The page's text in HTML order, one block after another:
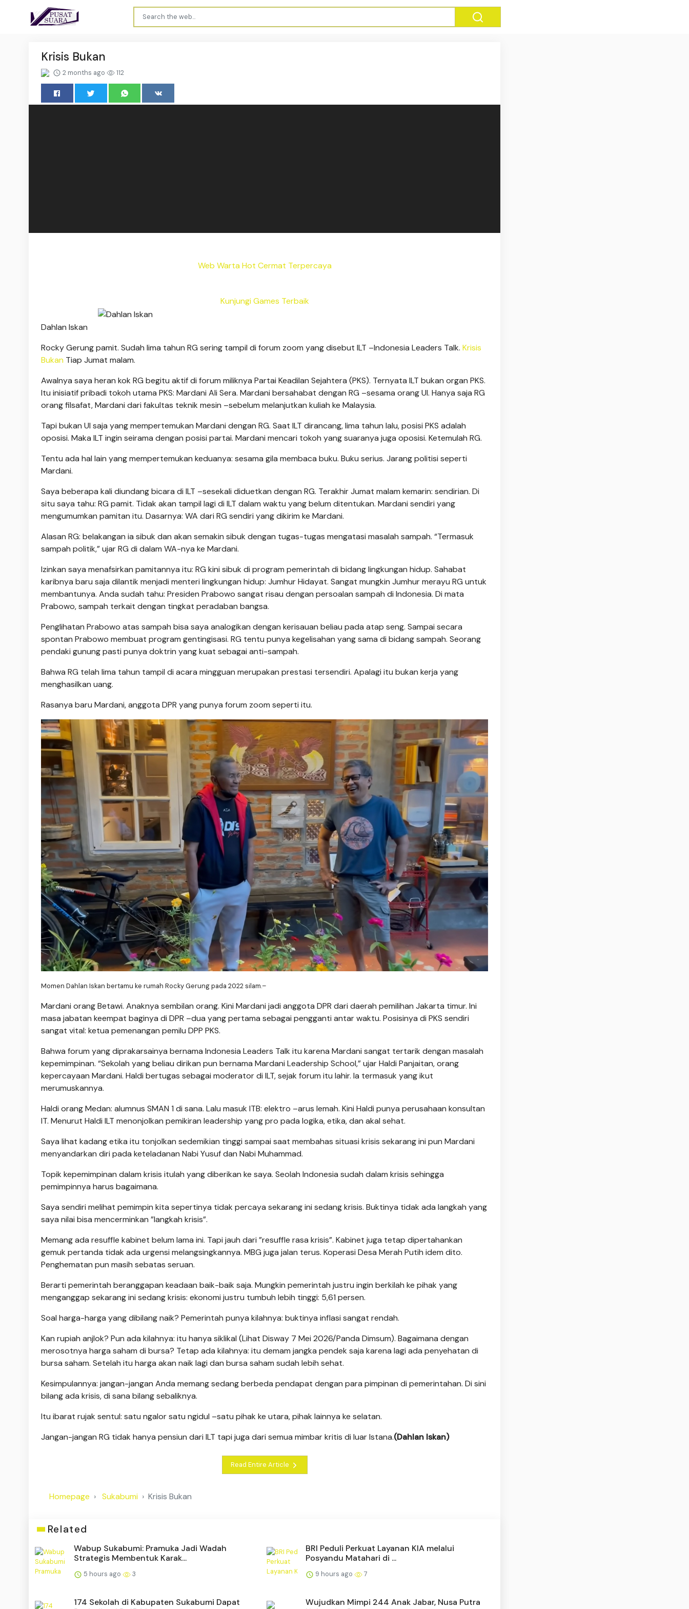
Krisis Bukan
2 months ago 112
Web Warta Hot Cermat Terpercaya
Kunjungi Games Terbaik
Dahlan Iskan
Rocky Gerung pamit. Sudah lima tahun RG sering tampil di forum zoom yang disebut ILT –Indonesia Leaders Talk. Krisis
Bukan Tiap Jumat malam.
Awalnya saya heran kok RG begitu aktif di forum miliknya Partai Keadilan Sejahtera (PKS). Ternyata ILT bukan organ PKS.
Itu inisiatif pribadi tokoh utama PKS: Mardani Ali Sera. Mardani bersahabat dengan RG –sesama orang UI. Hanya saja RG
orang filsafat, Mardani dari fakultas teknik mesin –sebelum melanjutkan kuliah ke Malaysia.
Tapi bukan UI saja yang mempertemukan Mardani dengan RG. Saat ILT dirancang, lima tahun lalu, posisi PKS adalah
oposisi. Maka ILT ingin seirama dengan posisi partai. Mardani mencari tokoh yang suaranya juga oposisi. Ketemulah RG.
Tentu ada hal lain yang mempertemukan keduanya: sesama gila membaca buku. Buku serius. Jarang politisi seperti
Mardani.
Saya beberapa kali diundang bicara di ILT –sesekali diduetkan dengan RG. Terakhir Jumat malam kemarin: sendirian. Di
situ saya tahu: RG pamit. Tidak akan tampil lagi di ILT dalam waktu yang belum ditentukan. Mardani sendiri yang
mengumumkan pamitan itu. Dasarnya: WA dari RG sendiri yang dikirim ke Mardani.
Alasan RG: belakangan ia sibuk dan akan semakin sibuk dengan tugas-tugas mengatasi masalah sampah. “Termasuk
sampah politik,” ujar RG di dalam WA-nya ke Mardani.
Izinkan saya menafsirkan pamitannya itu: RG kini sibuk di program pemerintah di bidang lingkungan hidup. Sahabat
karibnya baru saja dilantik menjadi menteri lingkungan hidup: Jumhur Hidayat. Sangat mungkin Jumhur merayu RG untuk
membantunya. Anda sudah tahu: Presiden Prabowo sangat risau dengan persoalan sampah di Indonesia. Di mata
Prabowo, sampah terkait dengan tingkat peradaban bangsa.
Penglihatan Prabowo atas sampah bisa saya analogikan dengan kerisauan beliau pada atap seng. Sampai secara
spontan Prabowo membuat program gentingisasi. RG tentu punya kegelisahan yang sama di bidang sampah. Seorang
pendaki gunung pasti punya doktrin yang kuat sebagai anti-sampah.
Bahwa RG telah lima tahun tampil di acara mingguan merupakan prestasi tersendiri. Apalagi itu bukan kerja yang
menghasilkan uang.
Rasanya baru Mardani, anggota DPR yang punya forum zoom seperti itu.
Momen Dahlan Iskan bertamu ke rumah Rocky Gerung pada 2022 silam.–
Mardani orang Betawi. Anaknya sembilan orang. Kini Mardani jadi anggota DPR dari daerah pemilihan Jakarta timur. Ini
masa jabatan keempat baginya di DPR –dua yang pertama sebagai pengganti antar waktu. Posisinya di PKS sendiri
sangat vital: ketua pemenangan pemilu DPP PKS.
Bahwa forum yang diprakarsainya bernama Indonesia Leaders Talk itu karena Mardani sangat tertarik dengan masalah
kepemimpinan. “Sekolah yang beliau dirikan pun bernama Mardani Leadership School,” ujar Haldi Panjaitan, orang
kepercayaan Mardani. Haldi bertugas sebagai moderator di ILT, sejak forum itu lahir. Ia termasuk yang ikut
merumuskannya.
Haldi orang Medan: alumnus SMAN 1 di sana. Lalu masuk ITB: elektro –arus lemah. Kini Haldi punya perusahaan konsultan
IT. Menurut Haldi ILT menonjolkan pemikiran leadership yang pro pada logika, etika, dan akal sehat.
Saya lihat kadang etika itu tonjolkan sedemikian tinggi sampai saat membahas situasi krisis sekarang ini pun Mardani
menyandarkan diri pada keteladanan Nabi Yusuf dan Nabi Muhammad.
Topik kepemimpinan dalam krisis itulah yang diberikan ke saya. Seolah Indonesia sudah dalam krisis sehingga
pemimpinnya harus bagaimana.
Saya sendiri melihat pemimpin kita sepertinya tidak percaya sekarang ini sedang krisis. Buktinya tidak ada langkah yang
saya nilai bisa mencerminkan ”langkah krisis”.
Memang ada resuffle kabinet belum lama ini. Tapi jauh dari ”resuffle rasa krisis”. Kabinet juga tetap dipertahankan
gemuk pertanda tidak ada urgensi melangsingkannya. MBG juga jalan terus. Koperasi Desa Merah Putih idem dito.
Penghematan pun masih sebatas seruan.
Berarti pemerintah beranggapan keadaan baik-baik saja. Mungkin pemerintah justru ingin berkilah ke pihak yang
menganggap sekarang ini sedang krisis: ekonomi justru tumbuh lebih tinggi: 5,61 persen.
Soal harga-harga yang dibilang naik? Pemerintah punya kilahnya: buktinya inflasi sangat rendah.
Kan rupiah anjlok? Pun ada kilahnya: itu hanya siklikal (Lihat Disway 7 Mei 2026/Panda Dimsum). Bagaimana dengan
merosotnya harga saham di bursa? Tetap ada kilahnya: itu demam jangka pendek saja karena lagi ada penyehatan di
bursa saham. Setelah itu harga akan naik lagi dan bursa saham sudah lebih sehat.
Kesimpulannya: jangan-jangan Anda memang sedang berbeda pendapat dengan para pimpinan di pemerintahan. Di sini
bilang ada krisis, di sana bilang sebaliknya.
Itu ibarat rujak sentul: satu ngalor satu ngidul –satu pihak ke utara, pihak lainnya ke selatan.
Jangan-jangan RG tidak hanya pensiun dari ILT tapi juga dari semua mimbar kritis di luar Istana.(Dahlan Iskan)
Read Entire Article
Homepage Sukabumi Krisis Bukan
Related
Wabup Sukabumi: Pramuka Jadi Wadah
Strategis Membentuk Karak...
5 hours ago 3
BRI Peduli Perkuat Layanan KIA melalui
Posyandu Matahari di ...
9 hours ago 7
174 Sekolah di Kabupaten Sukabumi Dapat
Wujudkan Mimpi 244 Anak Jabar, Nusa Putra